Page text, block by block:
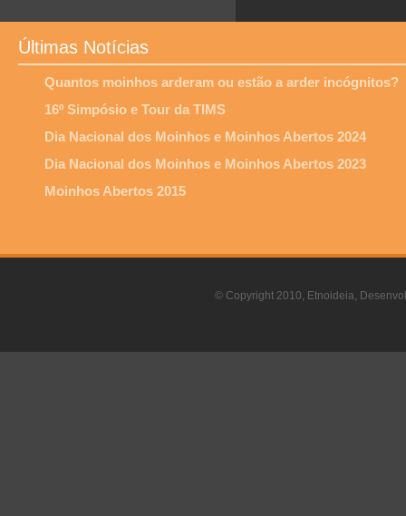
Últimas Notícias
Quantos moinhos arderam ou estão a arder incógnitos?
16º Simpósio e Tour da TIMS
Dia Nacional dos Moinhos e Moinhos Abertos 2024
Dia Nacional dos Moinhos e Moinhos Abertos 2023
Moinhos Abertos 2015
© Copyright 2010, Etnoideia,